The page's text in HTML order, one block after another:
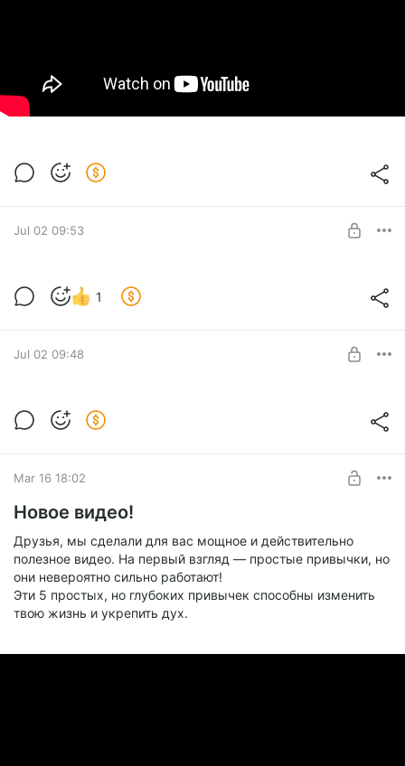
Jul 02 09:53
1
Jul 02 09:48
Mar 16 18:02
Новое видео!
Друзья, мы сделали для вас мощное и действительно
полезное видео. На первый взгляд — простые привычки, но
они невероятно сильно работают!
Эти 5 простых, но глубоких привычек способны изменить
твою жизнь и укрепить дух.